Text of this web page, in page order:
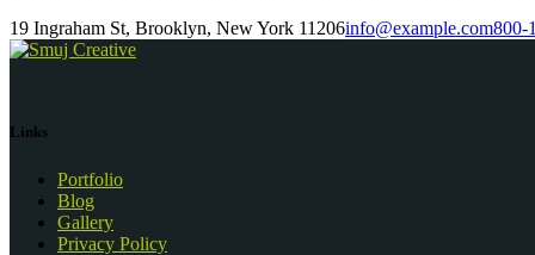
19 Ingraham St, Brooklyn, New York 11206info@example.com800-
Links
Portfolio
Blog
Gallery
Privacy Policy